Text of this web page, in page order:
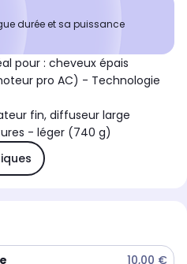
durée et sa puissance
pour : cheveux épais
pro AC) - Technologie
fin, diffuseur large
- léger (740 g)
10,00 €